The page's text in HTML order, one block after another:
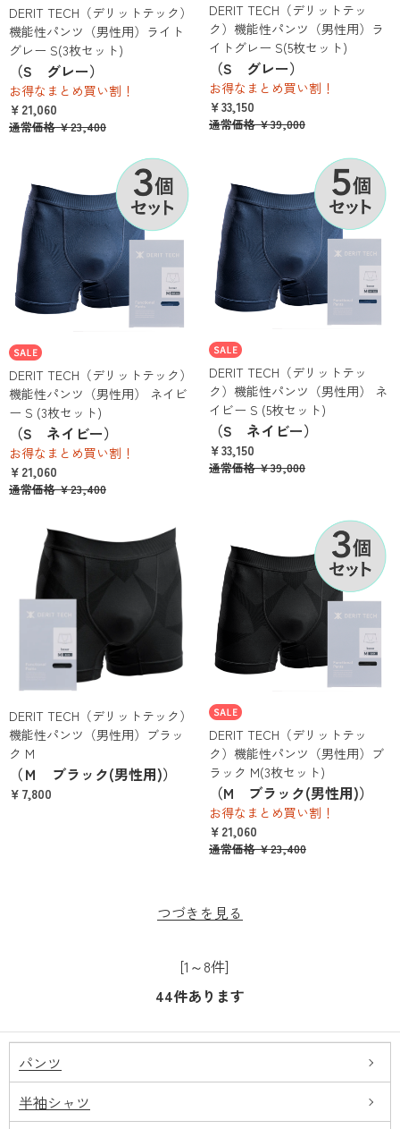
DERIT TECH（デリットテック）
機能性パンツ（男性用）ライト
グレー S(3枚セット)
（S グレー）
お得なまとめ買い割！
￥21,060
通常価格￥23,400
DERIT TECH（デリットテッ
ク）機能性パンツ（男性用）ラ
イトグレー S(5枚セット)
（S グレー）
お得なまとめ買い割！
￥33,150
通常価格￥39,000
DERIT TECH（デリットテック）
機能性パンツ（男性用） ネイビ
ー S (3枚セット)
（S ネイビー）
お得なまとめ買い割！
￥21,060
通常価格 ￥23,400
DERIT TECH（デリットテッ
ク）機能性パンツ（男性用） ネ
イビー S (5枚セット)
（S ネイビー）
￥33,150
通常価格 ￥39,000
DERIT TECH（デリットテック）
機能性パンツ（男性用）ブラッ
ク M
（Ｍ ブラック(男性用)）
￥7,800
DERIT TECH（デリットテッ
ク）機能性パンツ（男性用）ブ
ラック M(3枚セット)
（M ブラック(男性用)）
お得なまとめ買い割！
￥21,060
通常価格 ￥23,400
つづきを見る
[1～8件]
44件あります
パンツ
半袖シャツ